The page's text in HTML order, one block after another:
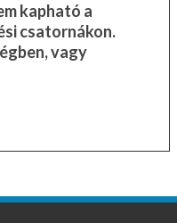
kapható a
csatornákon.
vagy